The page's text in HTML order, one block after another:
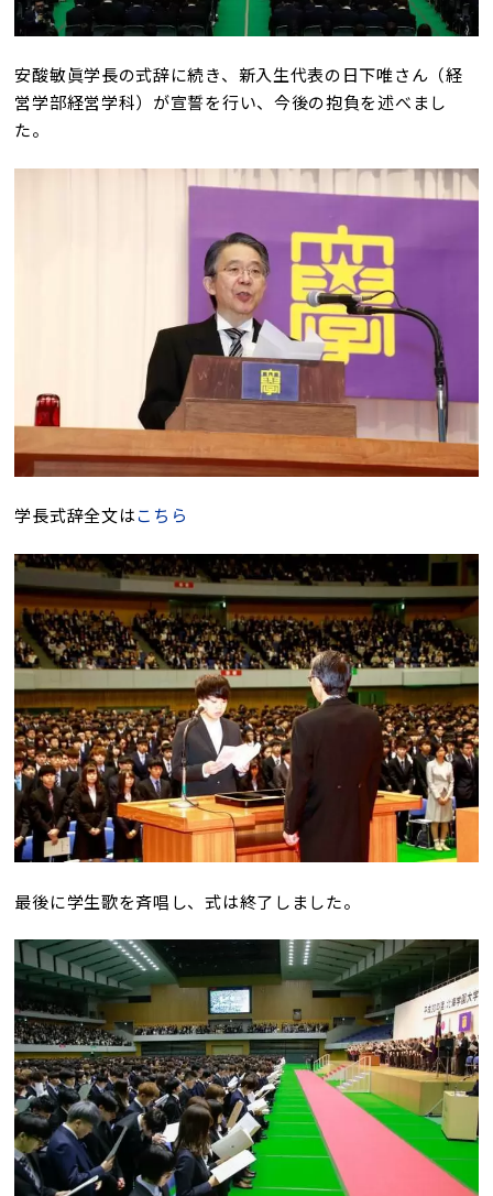
安酸敏眞学長の式辞に続き、新入生代表の日下唯さん（経
営学部経営学科）が宣誓を行い、今後の抱負を述べまし
た。
学長式辞全文はこちら
最後に学生歌を斉唱し、式は終了しました。